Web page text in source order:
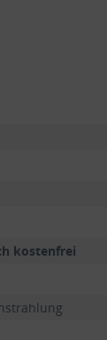
kostenfrei